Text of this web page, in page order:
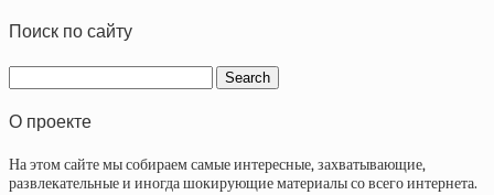
Поиск по сайту
О проекте
На этом сайте мы собираем самые интересные, захватывающие,
развлекательные и иногда шокирующие материалы со всего интернета.